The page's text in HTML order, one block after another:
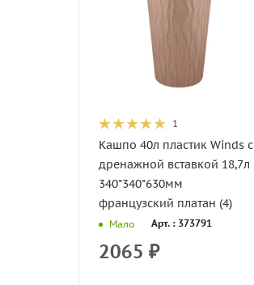
1
Кашпо 40л пластик Winds с
дренажной вставкой 18,7л
340*340*630мм
французский платан (4)
Мало Арт. : 373791
2065 ₽